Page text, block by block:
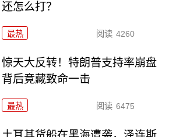
还怎么打？
最热 阅读 4260
惊天大反转！特朗普支持率崩盘
背后竟藏致命一击
最热 阅读 6475